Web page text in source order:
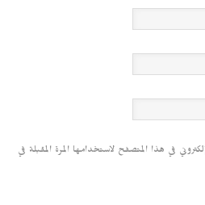
في هذا المتصفح لاستخدامها المرة المقبلة في